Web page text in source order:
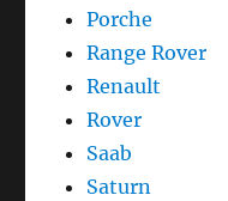
Porche
Range Rover
Renault
Rover
Saab
Saturn